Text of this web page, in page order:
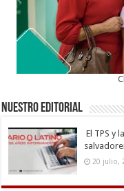
Nuestro Editorial
El TPS y
20 julio,